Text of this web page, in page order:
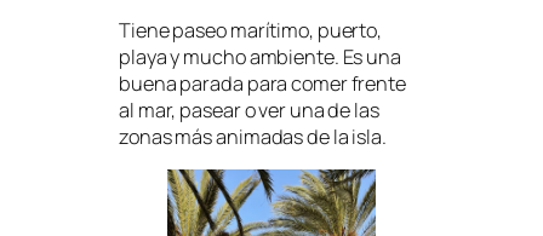
Tiene paseo marítimo, puerto,
playa y mucho ambiente. Es una
buena parada para comer frente
al mar, pasear o ver una de las
zonas más animadas de la isla.